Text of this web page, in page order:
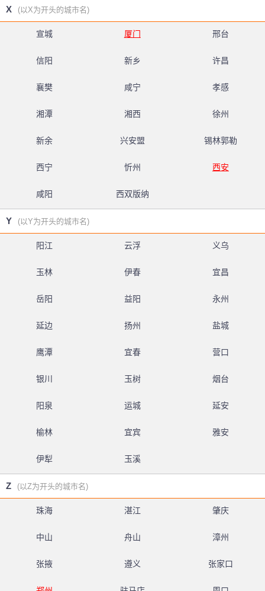
X (以X为开头的城市名)
宣城 厦门 邢台
信阳 新乡 许昌
襄樊 咸宁 孝感
湘潭 湘西 徐州
新余 兴安盟 锡林郭勒
西宁 忻州 西安
咸阳 西双版纳
Y (以Y为开头的城市名)
阳江 云浮 义乌
玉林 伊春 宜昌
岳阳 益阳 永州
延边 扬州 盐城
鹰潭 宜春 营口
银川 玉树 烟台
阳泉 运城 延安
榆林 宜宾 雅安
伊犁 玉溪
Z (以Z为开头的城市名)
珠海 湛江 肇庆
中山 舟山 漳州
张掖 遵义 张家口